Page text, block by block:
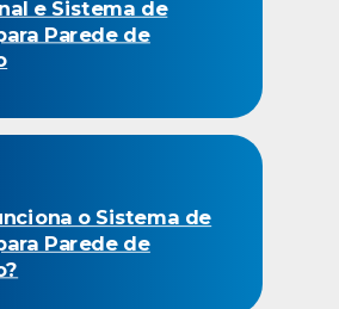
e Sistema de
Parede de
o Sistema de
Parede de